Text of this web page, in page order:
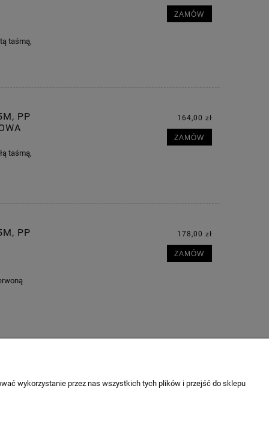
taśmą,
ZAMÓW
PP
taśmą,
164,00 zł
ZAMÓW
PP
178,00 zł
ZAMÓW
O NAS
wykorzystanie przez nas wszystkich tych plików i przejść do sklepu